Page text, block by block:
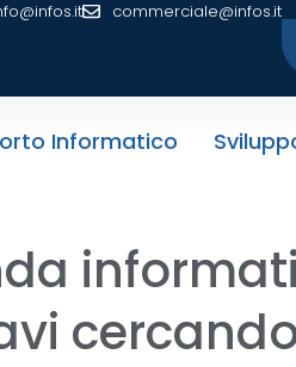
commerciale@infos.it
Informatico